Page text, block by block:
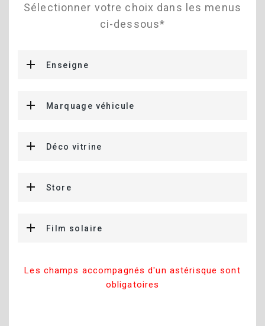
Sélectionner votre choix dans les menus
ci-dessous*
Enseigne
Marquage véhicule
Déco vitrine
Store
Film solaire
Les champs accompagnés d'un astérisque sont
obligatoires